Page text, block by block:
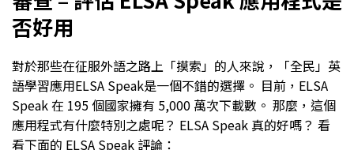
否好用
對於那些在征服外語之路上「摸索」的人來說，「全民」英
語學習應用ELSA Speak是一個不錯的選擇。 目前，ELSA
Speak 在 195 個國家擁有 5,000 萬次下載數。 那麼，這個
應用程式有什麼特別之處呢？ ELSA Speak 真的好嗎？ 看
看下面的 ELSA Speak 評論：